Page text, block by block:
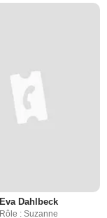
Eva Dahlbeck
Rôle : Suzanne